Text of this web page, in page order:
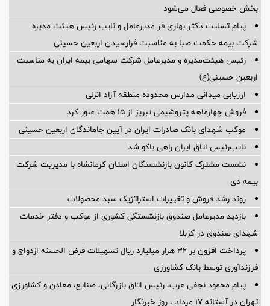
بخش خصوصی فعال می‌شود
پیام تسلیت دکتر بهاری فر مدیرعامل و نایب رئیس هیئت مدیره
شرکت بیمه حکمت صبا به مناسبت فرارسیدن اربعین حسینی
رئیس هیئت‌مدیره و مدیرعامل شرکت سهامی بیمه ایران به مناسبت
اربعین حسینی(ع)
ارزیابی میدانی مدارس محدوده منطقه آزاد انزلی
فروش چهارماهه پتروشیمی تبریز از ۱۵ همت عبور کرد
موکب شهدای بانک صادرات ایران در آیین جاماندگان اربعین حسینی
نایب‌رئیس اتاق ایران راهی باکو شد
نشست مشترک کانون بازنشستگان استان کرمانشاه با مدیریت شرکت
بیمه دی
روند رشد فروش و تغییرات استراتژیک سبد محصولات
بازدید مدیرعامل صندوق بازنشستگی کشوری از موکب و دفتر خدمات
شهدای صندوق در کربلا
پرداخت افزون بر 32 هزار میلیارد ریال تسهیلات قرض الحسنه ازدواج و
فرزندآوری توسط بانک کشاورزی
پیام محمود نجفی عرب، رئیس اتاق بازرگانی، صنایع، معادن و کشاورزی
تهران در آستانه 17 مرداد ، روز خبرنگار